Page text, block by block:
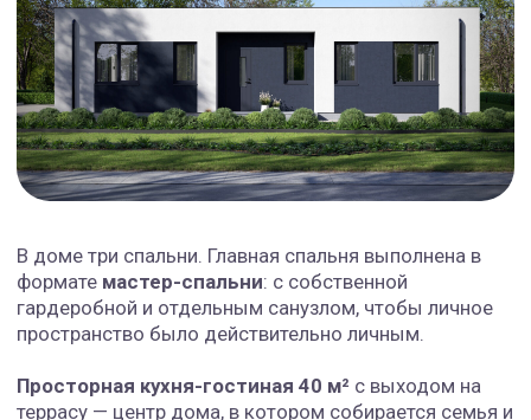
и мы подробно вас
проконсультируем
Полностью готовый дом с чистовой
отделкой, сантехникой и электрикой.
Для тех, кто ценит:
Возможность заехать сразу
Единую гарантию на все работы